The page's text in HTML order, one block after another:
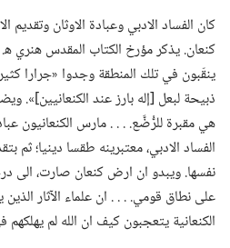
كان الفساد الادبي وعبادة الاوثان وتقديم
كنعان.‏ يذكر مؤرخ الكتاب المقدس هنري ه‍.‏
ينقّبون في تلك المنطقة وجدوا «جرارا
ذبيحة لبعل [إله بارز عند الكنعانيين]».‏
هي مقبرة للرُّضَّع.‏ .‏ .‏ .‏ مارس الكنعانيون
الفساد الادبي،‏ معتبرينه طقسا دينيا؛‏ ثم
نفسها.‏ ويبدو ان ارض كنعان صارت،‏ الى
على نطاق قومي.‏ .‏ .‏ .‏ ان علماء الآثار
الكنعانية يتعجبون كيف ان الله لم